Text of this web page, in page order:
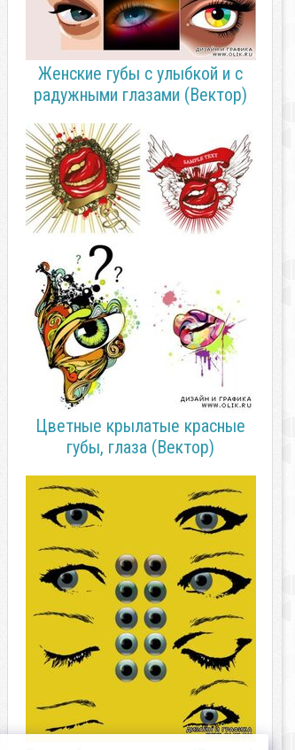
Женские губы с улыбкой и с
радужными глазами (Вектор)
Цветные крылатые красные
губы, глаза (Вектор)